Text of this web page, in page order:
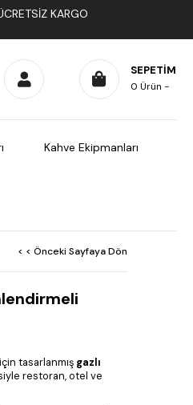
KARGO
SEPETIM
0 Ürün
Kahve Ekipmanları
< < Önceki Sayfaya Dön
tasarlanmış gazlı
restoran, otel ve